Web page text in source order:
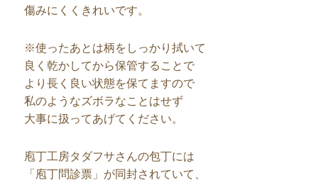
傷みにくくきれいです。
※使ったあとは柄をしっかり拭いて
良く乾かしてから保管することで
より長く良い状態を保てますので
私のようなズボラなことはせず
大事に扱ってあげてください。
庖丁工房タダフサさんの包丁には
「庖丁問診票」が同封されていて、